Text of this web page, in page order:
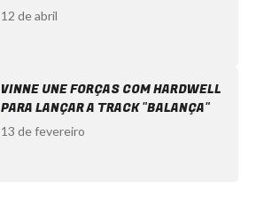
12 de abril
VINNE UNE FORÇAS COM HARDWELL
PARA LANÇAR A TRACK "BALANÇA"
13 de fevereiro